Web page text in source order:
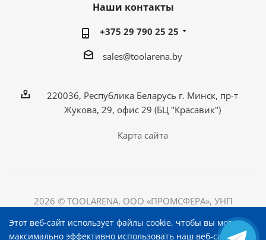
Наши контакты
+375 29 790 25 25
sales@toolarena.by
220036, Республика Беларусь г. Минск, пр-т
Жукова, 29, офис 29 (БЦ "Красавик")
Карта сайта
2026 © TOOLARENA, ООО «ПРОМСФЕРА», УНП
220036, Республика Беларусь, г. Минск, пр-т Жукова, д.
Этот веб-сайт использует файлы cookie, чтобы вы могли
максимально эффективно использовать наш веб-сайт.